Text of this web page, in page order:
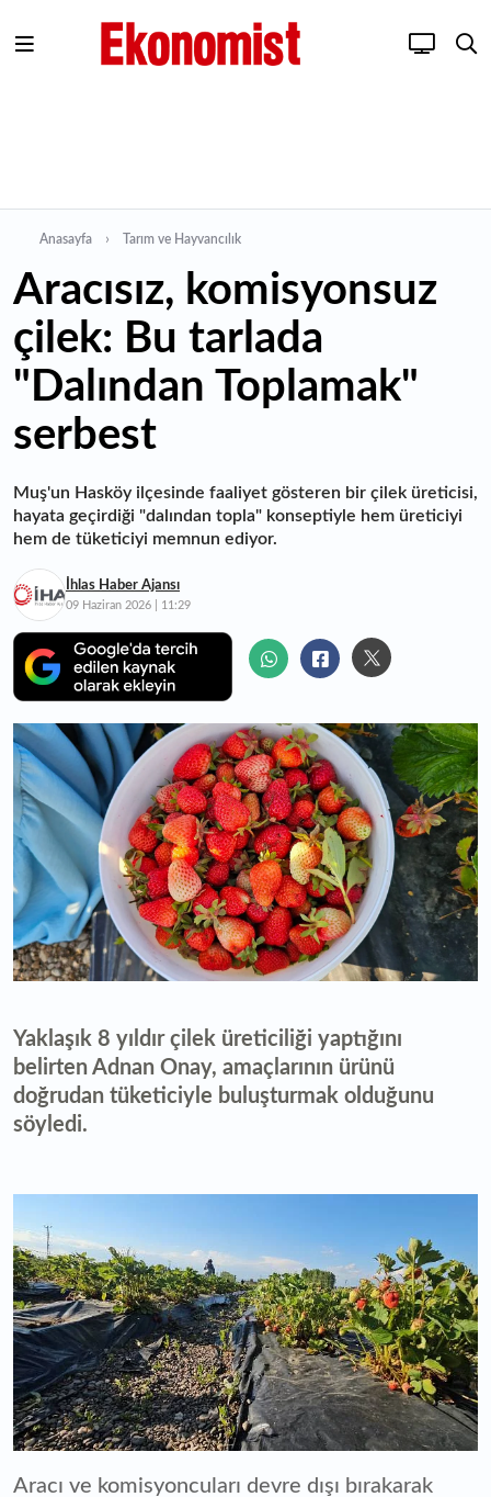
Anasayfa Tarım ve Hayvancılık
Aracısız, komisyonsuz
çilek: Bu tarlada
"Dalından Toplamak"
serbest
Muş'un Hasköy ilçesinde faaliyet gösteren bir çilek üreticisi,
hayata geçirdiği "dalından topla" konseptiyle hem üreticiyi
hem de tüketiciyi memnun ediyor.
İhlas Haber Ajansı
09 Haziran 2026 | 11:29
Yaklaşık 8 yıldır çilek üreticiliği yaptığını
belirten Adnan Onay, amaçlarının ürünü
doğrudan tüketiciyle buluşturmak olduğunu
söyledi.
Aracı ve komisyoncuları devre dışı bırakarak